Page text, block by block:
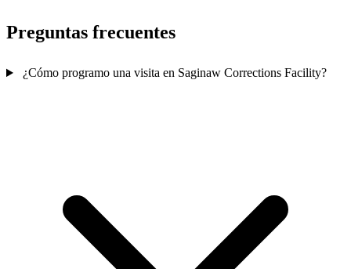
Preguntas frecuentes
¿Cómo programo una visita en Saginaw Corrections Facility?